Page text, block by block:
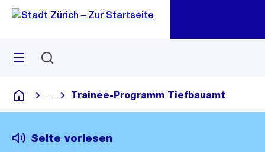
Navigation
Sprunglink
Menü
Deutsch
Blende alle Breadcrumbs ein
Trainee-Programm Tiefbauamt
Seite vorlesen